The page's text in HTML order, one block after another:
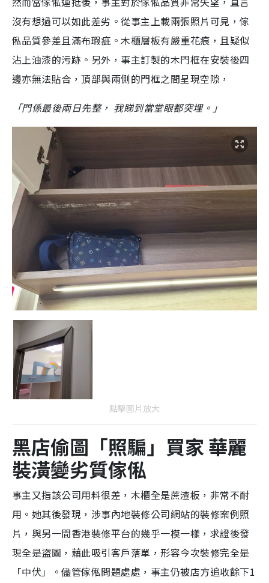
沒有想過可以如此差劣。從事主上載兩張照片可見，傢
俬品質參差且滿布瑕疵。木櫃層板有嚴重花痕，且疑似
沾上油漆的污跡。另外，事主訂製的木門框在安裝後四
邊亦無法貼合，頂部與兩側的門框之間呈現空隙，
「門係最後兩日先整， 我睇到當堂眼都突埋。」
點擊圖片放大
黑店偷圖「照騙」買家 華麗
裝潢變劣質傢俬
事主又指該公司用料很差，木櫃全是蔗渣板，非常不耐
用。她其後發現，涉事內地裝修公司網站的裝修案例照
片，與另一間香港裝修平台的幾乎一模一樣，求證後發
現全是盜圖，藉此吸引客戶落單，形容今次裝修完全是
「中伏」。儘管傢俬問題處處，事主仍被店方追收餘下1